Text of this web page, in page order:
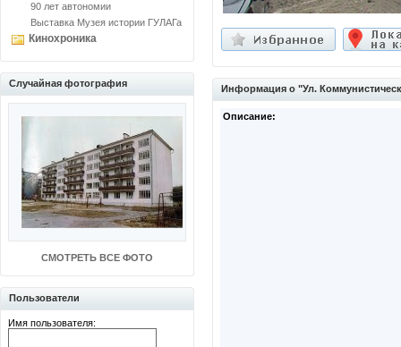
90 лет автономии
Выставка Музея истории ГУЛАГа
Кинохроника
Случайная фотография
СМОТРЕТЬ ВСЕ ФОТО
Пользователи
Имя пользователя:
Информация о "Ул.
Описание: